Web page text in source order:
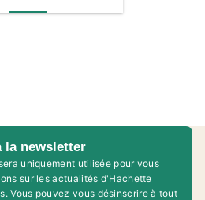
la newsletter
uniquement utilisée pour vous
sur les actualités d'Hachette
Vous pouvez vous désinscrire à tout